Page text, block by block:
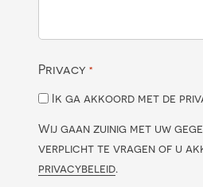
Privacy *
Ik ga akkoord met de
Wij gaan zuinig met uw
verplicht te vragen of u
privacybeleid.